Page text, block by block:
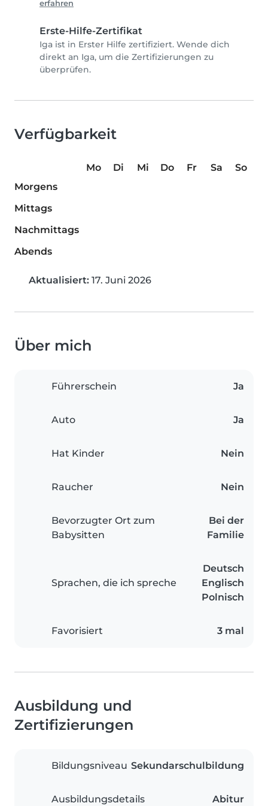
erfahren
Erste-Hilfe-Zertifikat
Iga ist in Erster Hilfe zertifiziert. Wende dich
direkt an Iga, um die Zertifizierungen zu
überprüfen.
Verfügbarkeit
Mo Di Mi Do Fr Sa
So
Morgens
Mittags
Nachmittags
Abends
Aktualisiert: 17. Juni 2026
Über mich
Führerschein Ja
Auto Ja
Hat Kinder Nein
Raucher Nein
Bevorzugter Ort zum
Babysitten
Bei der
Familie
Sprachen, die ich spreche
Deutsch
Englisch
Polnisch
Favorisiert 3 mal
Ausbildung und
Zertifizierungen
Bildungsniveau Sekundarschulbildung
Ausbildungsdetails Abitur